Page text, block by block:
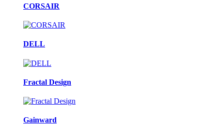
CORSAIR
DELL
Fractal Design
Gainward